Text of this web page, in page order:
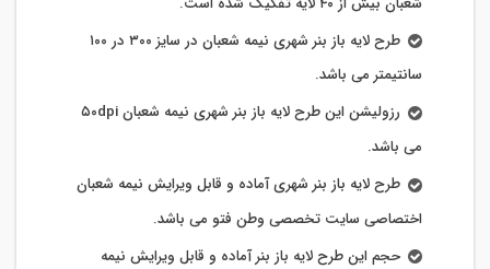
طرح لایه باز بنر شهری نیمه شعبان در سایز ۳۰۰ در ۱۰۰
سانتیمتر می باشد.
رزولیشن این طرح لایه باز بنر شهری نیمه شعبان ۵۰dpi
می باشد.
طرح لایه باز بنر شهری آماده و قابل ویرایش نیمه شعبان
اختصاصی سایت تخصصی وطن فتو می باشد.
حجم این طرح لایه باز بنر آماده و قابل ویرایش نیمه